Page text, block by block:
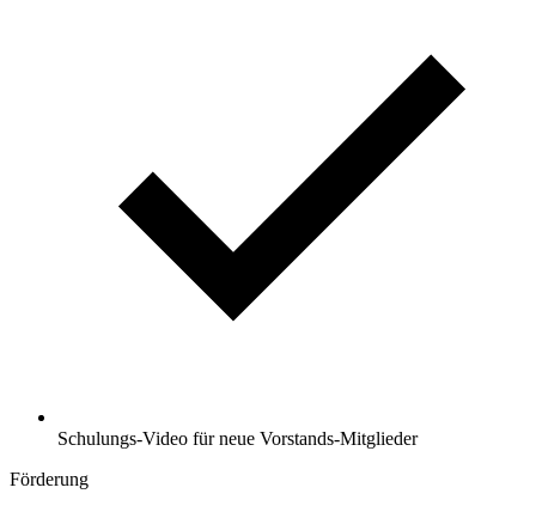
Schulungs-Video für neue Vorstands-Mitglieder
Förderung